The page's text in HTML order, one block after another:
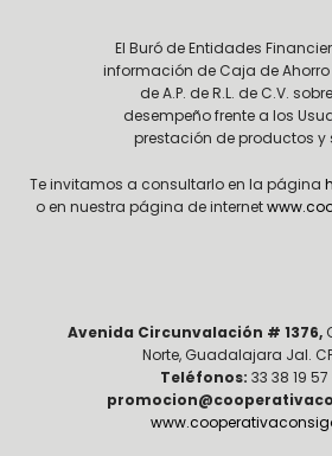
El Buró de Entidades
información de Caja de Ahorro
de A.P. de R.L. de C.V.
desempeño frente a los
prestación de productos y
Te invitamos a consultarlo en la página
o en nuestra página de internet
Avenida Circunvalación # 1376,
Norte, Guadalajara Jal.
Teléfonos: 33 38 19